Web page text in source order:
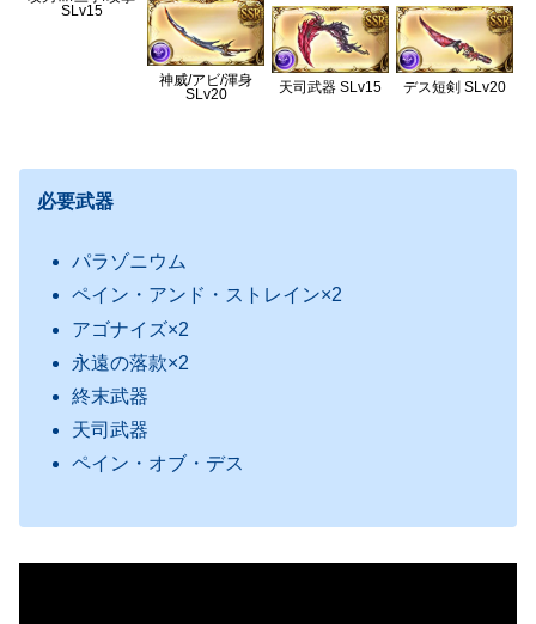
SLv15
神威/アビ/渾身
SLv20
天司武器 SLv15 デス短剣 SLv20
必要武器
パラゾニウム
ペイン・アンド・ストレイン×2
アゴナイズ×2
永遠の落款×2
終末武器
天司武器
ペイン・オブ・デス